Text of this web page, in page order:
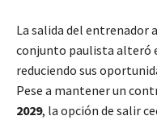
La salida del entrenador
conjunto paulista alteró
reduciendo sus
Pese a mantener un
2029, la opción de salir